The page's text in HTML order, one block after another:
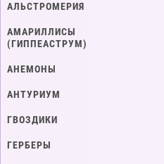
АЛЬСТРОМЕРИЯ
АМАРИЛЛИСЫ
(ГИППЕАСТРУМ)
АНЕМОНЫ
АНТУРИУМ
ГВОЗДИКИ
ГЕРБЕРЫ